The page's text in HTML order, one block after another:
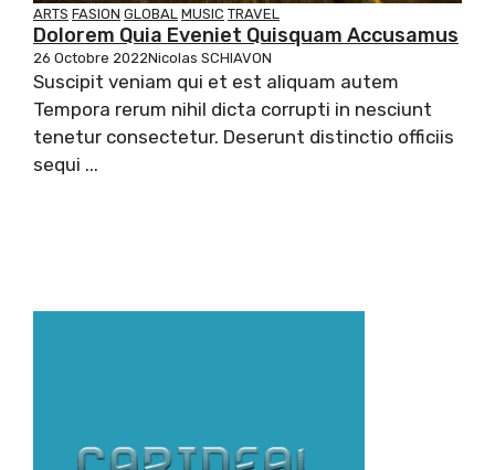
ARTS FASION GLOBAL MUSIC TRAVEL
Dolorem Quia Eveniet Quisquam Accusamus
26 Octobre 2022Nicolas SCHIAVON
Suscipit veniam qui et est aliquam autem
Tempora rerum nihil dicta corrupti in nesciunt
tenetur consectetur. Deserunt distinctio officiis
sequi ...